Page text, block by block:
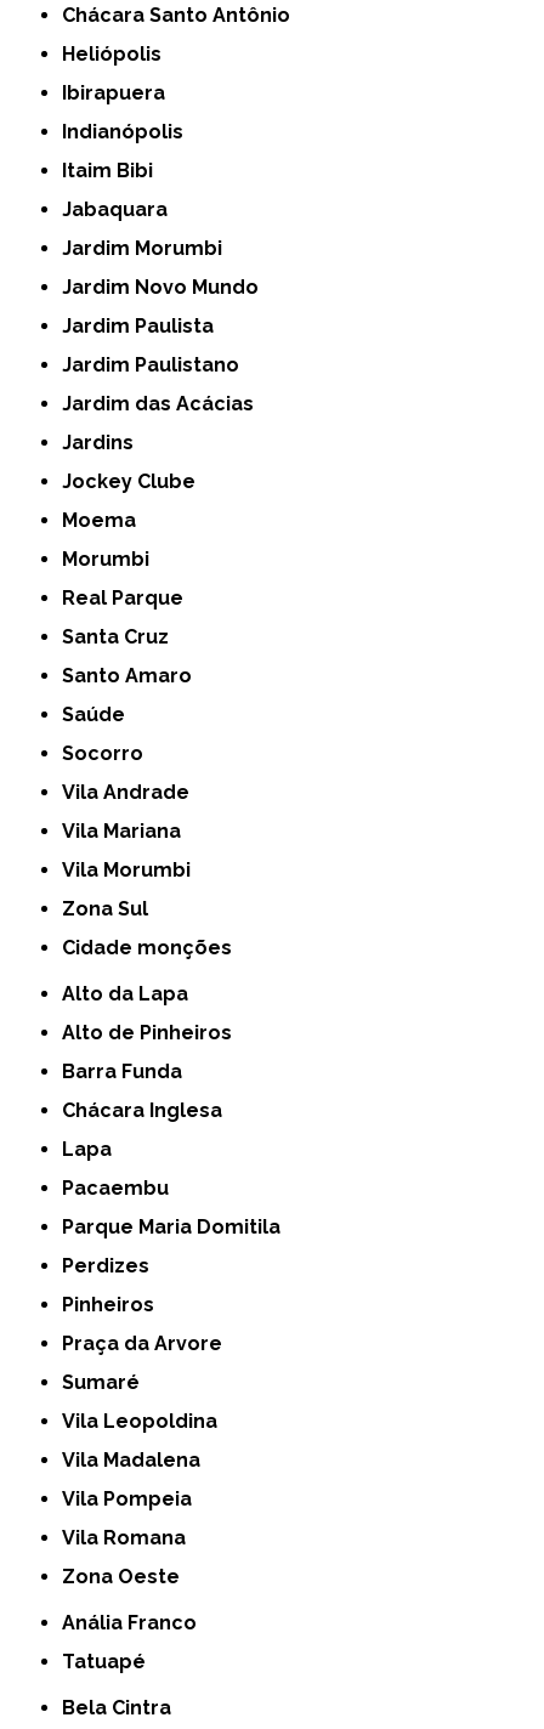
Chácara Santo Antônio
Heliópolis
Ibirapuera
Indianópolis
Itaim Bibi
Jabaquara
Jardim Morumbi
Jardim Novo Mundo
Jardim Paulista
Jardim Paulistano
Jardim das Acácias
Jardins
Jockey Clube
Moema
Morumbi
Real Parque
Santa Cruz
Santo Amaro
Saúde
Socorro
Vila Andrade
Vila Mariana
Vila Morumbi
Zona Sul
cidade monções
Alto da Lapa
Alto de Pinheiros
Barra Funda
Chácara Inglesa
Lapa
Pacaembu
Parque Maria Domitila
Perdizes
Pinheiros
Praça da Arvore
Sumaré
Vila Leopoldina
Vila Madalena
Vila Pompeia
Vila Romana
Zona Oeste
Anália Franco
Tatuapé
Bela Cintra